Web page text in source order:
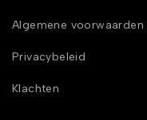
Algemene voorwaarden
Privacybeleid
Klachten